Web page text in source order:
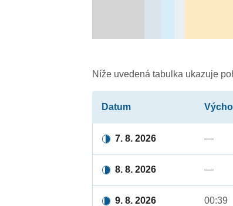
Níže uvedená tabulka ukazuje
Datum
7. 8. 2026 —
8. 8. 2026 —
9. 8. 2026 00:39